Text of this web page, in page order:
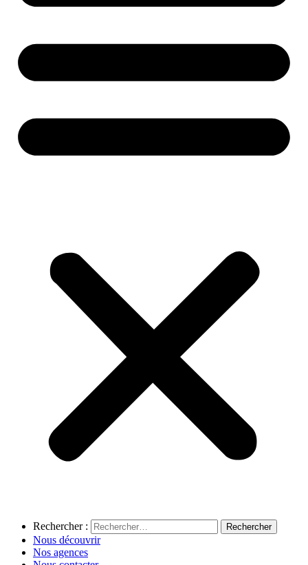
Rechercher :
Nous découvrir
Nos agences